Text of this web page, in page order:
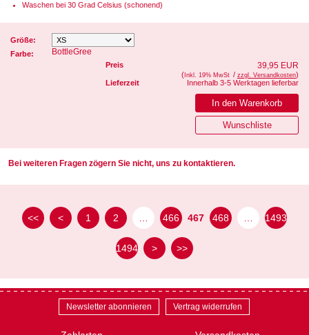
Waschen bei 30 Grad Celsius (schonend)
Größe:
Farbe:
BottleGree
Preis 39,95 EUR
( Inkl. 19% MwSt / zzgl. Versandkosten)
Lieferzeit
Innerhalb 3-5 Werktagen lieferbar
Bei weiteren Fragen zögern Sie nicht, uns zu kontaktieren.
<< < 1 2 466 467 468 1493
1494 > >>
Newsletter abonnieren Vertrag widerrufen